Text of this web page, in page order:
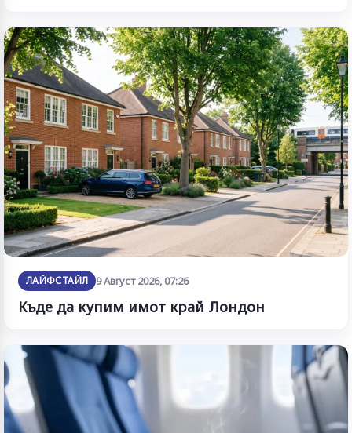
ЛАЙФСТАЙЛ 9 Август 2026, 07:26
Къде да купим имот край Лондон